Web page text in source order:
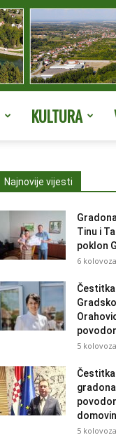
KULTURA
Najnovije vijesti
Tinu i
poklon
6
5
5